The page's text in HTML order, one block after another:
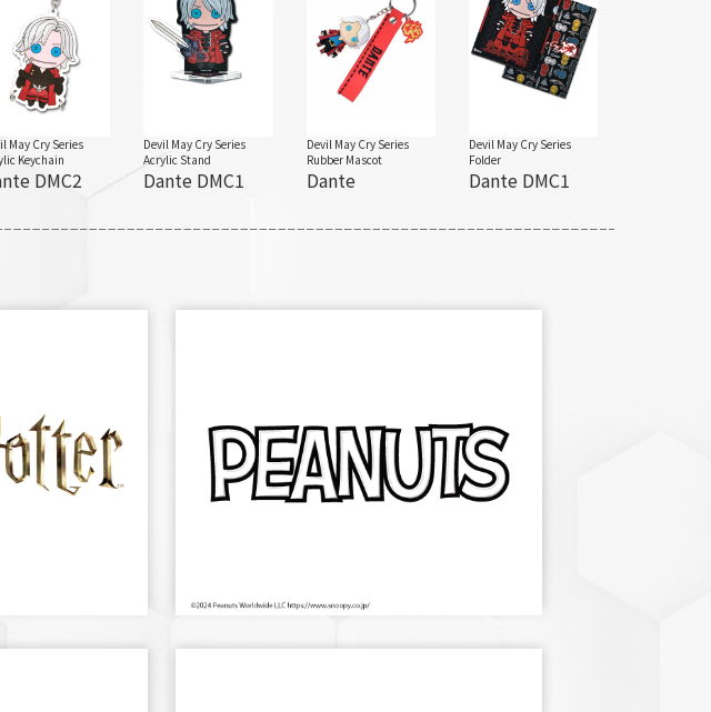
May Cry Series
Keychain
DMC2
Devil May Cry Series
Acrylic Stand
Dante DMC1
Devil May Cry Series
Rubber Mascot
Dante
Devil May Cry Series
Folder
Dante DMC1